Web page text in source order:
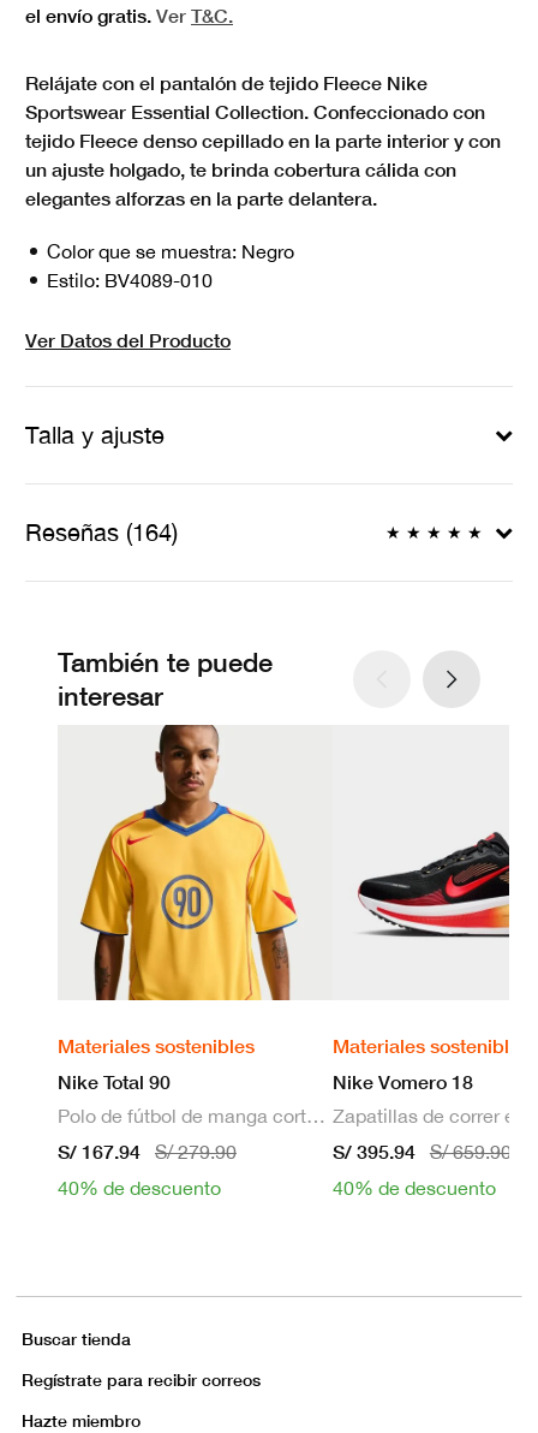
el envío gratis. Ver T&C.
Relájate con el pantalón de tejido Fleece Nike
Sportswear Essential Collection. Confeccionado con
tejido Fleece denso cepillado en la parte interior y con
un ajuste holgado, te brinda cobertura cálida con
elegantes alforzas en la parte delantera.
Color que se muestra: Negro
Estilo: BV4089-010
Ver Datos del Producto
Talla y ajuste
Reseñas (164) ★ ★ ★ ★ ★
También te puede
interesar
Materiales sostenibles
Nike Total 90
Polo de fútbol de manga corta Dri-FIT para hombre
S/ 167.94
S/ 279.90
40% de descuento
Materiales sostenibles
Nike Vomero 18
S/ 395.94
S/ 659.90
40% de descuento
Buscar tienda
Regístrate para recibir correos
Hazte miembro